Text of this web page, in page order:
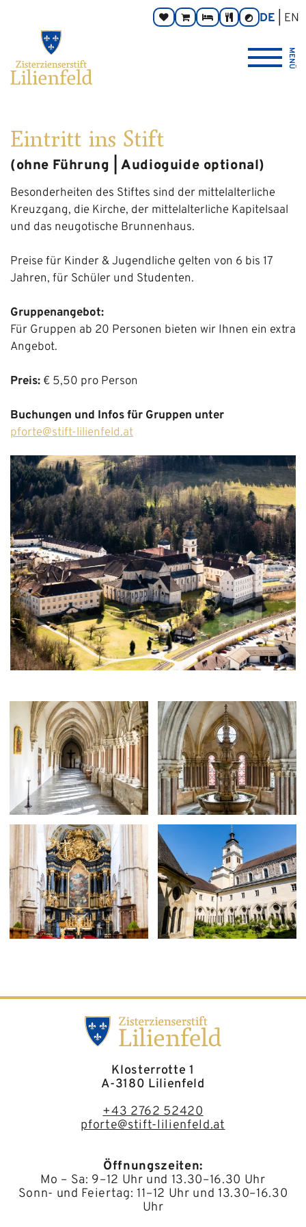
SpendenOnline-ZimmerTaverneKontrast
umschalten
DE
EN
Zisterzienserstift
Lilienfeld
verlinkt
MENÜ
Eintritt ins Stift
(ohne Führung | Audioguide optional)
Besonderheiten des Stiftes sind der mittelalterliche
Kreuzgang, die Kirche, der mittelalterliche Kapitelsaal
und das neugotische Brunnenhaus.
Preise für Kinder & Jugendliche gelten von 6 bis 17
Jahren, für Schüler und Studenten.
Gruppenangebot:
Für Gruppen ab 20 Personen bieten wir Ihnen ein extra
Angebot.
Preis: € 5,50 pro Person
Buchungen und Infos für Gruppen unter
pforte@stift-lilienfeld.at
Größere
Bildversion
anzeigen
Größere
Bildversion
anzeigen
Größere
Bildversion
anzeigen
Größere
Bildversion
anzeigen
Klosterrotte 1
A-3180 Lilienfeld
+43 2762 52420
pforte@stift-lilienfeld.at
Öffnungszeiten:
Mo – Sa: 9–12 Uhr und 13.30–16.30 Uhr
Sonn- und Feiertag: 11–12 Uhr und 13.30–16.30
Uhr